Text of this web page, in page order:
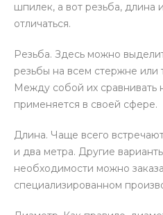
шпилек, а вот резьба, длина
отличаться.
Резьба. Здесь можно
резьбы на всем стержне или
Между собой их сравнивать
применяется в своей сфере.
Длина. Чаще всего
и два метра. Другие
необходимости можно
специализированном